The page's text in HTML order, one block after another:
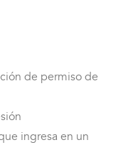
de permiso de
ingresa en un